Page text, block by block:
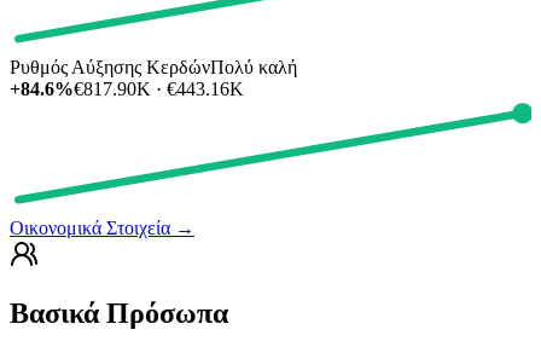
Ρυθμός Αύξησης ΚερδώνΠολύ καλή
+84.6%€817.90K · €443.16K
Οικονομικά Στοιχεία →
Βασικά Πρόσωπα